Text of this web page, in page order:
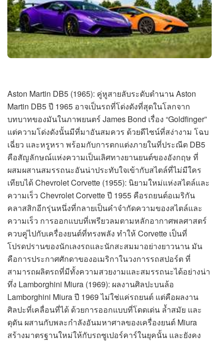
Aston Martin DB5 (1965): คู่หูสายลับระดับตำนาน Aston
Martin DB5 ปี 1965 อาจเป็นรถที่โด่งดังที่สุดในโลกจาก
บทบาทของมันในภาพยนตร์ James Bond เรื่อง “Goldfinger”
แต่ความโด่งดังนั้นมีที่มาอันสมควร ด้วยดีไซน์ที่สง่างาม โฉบ
เฉี่ยว และหรูหรา พร้อมกับการตกแต่งภายในที่ประณีต DB5
คือสัญลักษณ์แห่งความเป็นเลิศทางยานยนต์ของอังกฤษ ที่
ผสมผสานสมรรถนะอันน่าประทับใจเข้ากับสไตล์ที่ไม่มีใคร
เทียบได้ Chevrolet Corvette (1955): นิยามใหม่แห่งสไตล์และ
ความเร็ว Chevrolet Corvette ปี 1955 คือรถยนต์อเมริกัน
คลาสสิกอีกรุ่นหนึ่งที่กลายเป็นคำจำกัดความของสไตล์และ
ความเร็ว การออกแบบที่เพรียวลมตามหลักอากาศพลศาสตร์
ควบคู่ไปกับเครื่องยนต์ที่ทรงพลัง ทำให้ Corvette เป็นที่
โปรดปรานของนักเลงรถและนักสะสมมาอย่างยาวนาน มัน
คือการประกาศศักดาของอเมริกาในวงการรถสปอร์ต ที่
สามารถผลิตรถที่มีทั้งความสวยงามและสมรรถนะได้อย่างน่า
ทึ่ง Lamborghini Miura (1969): ผลงานศิลปะบนล้อ
Lamborghini Miura ปี 1969 ไม่ใช่แค่รถยนต์ แต่คือผลงาน
ศิลปะที่เคลื่อนที่ได้ ด้วยการออกแบบที่โดดเด่น ล้ำสมัย และ
ดุดัน ผสานกับพละกำลังอันมหาศาลของเครื่องยนต์ Miura
สร้างมาตรฐานใหม่ให้กับรถซูเปอร์คาร์ในยุคนั้น และยังคง